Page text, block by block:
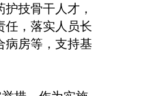
技骨干人才，
任，落实人员长
病房等，支持基